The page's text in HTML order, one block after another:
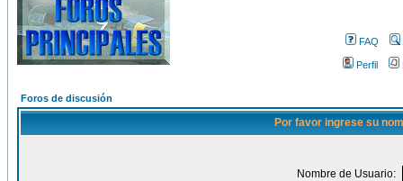
FAQ
Perfil
Foros de discusión
Por favor ingrese su
Nombre de Usuario: